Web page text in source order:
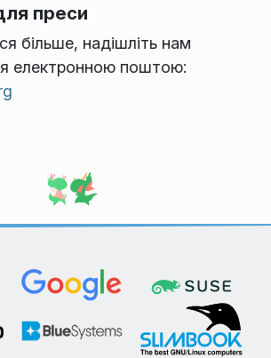
преси
більше, надішліть нам
електронною поштою: